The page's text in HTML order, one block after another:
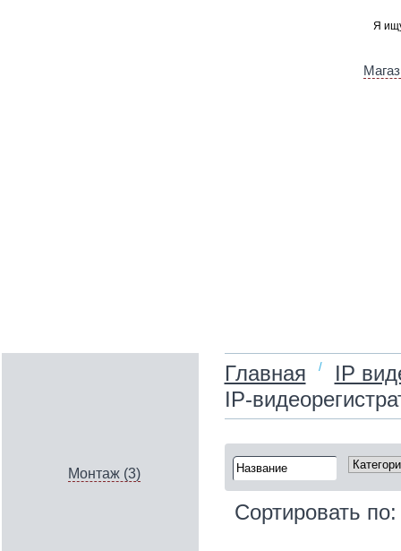
Монтаж (3)
Главная /
IP
Сортировать